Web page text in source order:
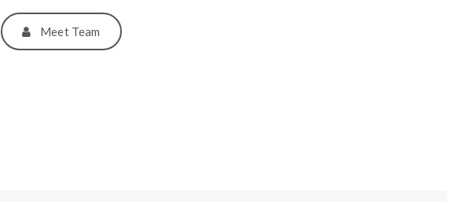
Meet Team